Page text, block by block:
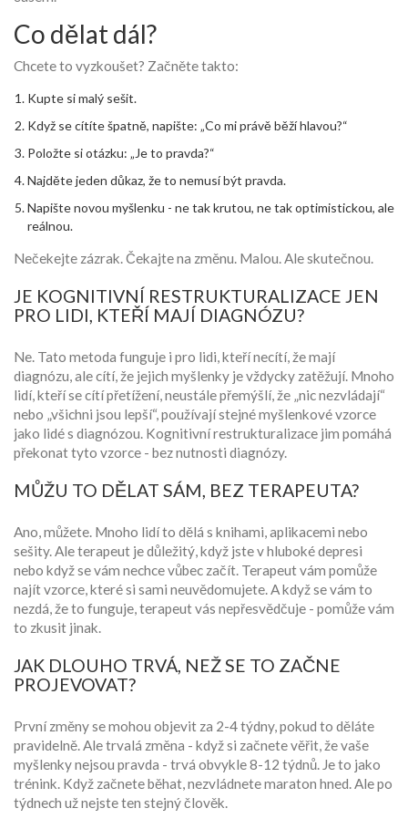
Co dělat dál?
Chcete to vyzkoušet? Začněte takto:
Kupte si malý sešit.
Když se cítíte špatně, napište: „Co mi právě běží hlavou?“
Položte si otázku: „Je to pravda?“
Najděte jeden důkaz, že to nemusí být pravda.
Napište novou myšlenku - ne tak krutou, ne tak optimistickou, ale
reálnou.
Nečekejte zázrak. Čekajte na změnu. Malou. Ale skutečnou.
JE KOGNITIVNÍ RESTRUKTURALIZACE JEN
PRO LIDI, KTEŘÍ MAJÍ DIAGNÓZU?
Ne. Tato metoda funguje i pro lidi, kteří necítí, že mají
diagnózu, ale cítí, že jejich myšlenky je vždycky zatěžují. Mnoho
lidí, kteří se cítí přetížení, neustále přemýšlí, že „nic nezvládají“
nebo „všichni jsou lepší“, používají stejné myšlenkové vzorce
jako lidé s diagnózou. Kognitivní restrukturalizace jim pomáhá
překonat tyto vzorce - bez nutnosti diagnózy.
MŮŽU TO DĚLAT SÁM, BEZ TERAPEUTA?
Ano, můžete. Mnoho lidí to dělá s knihami, aplikacemi nebo
sešity. Ale terapeut je důležitý, když jste v hluboké depresi
nebo když se vám nechce vůbec začít. Terapeut vám pomůže
najít vzorce, které si sami neuvědomujete. A když se vám to
nezdá, že to funguje, terapeut vás nepřesvědčuje - pomůže vám
to zkusit jinak.
JAK DLOUHO TRVÁ, NEŽ SE TO ZAČNE
PROJEVOVAT?
První změny se mohou objevit za 2-4 týdny, pokud to děláte
pravidelně. Ale trvalá změna - když si začnete věřit, že vaše
myšlenky nejsou pravda - trvá obvykle 8-12 týdnů. Je to jako
trénink. Když začnete běhat, nezvládnete maraton hned. Ale po
týdnech už nejste ten stejný člověk.